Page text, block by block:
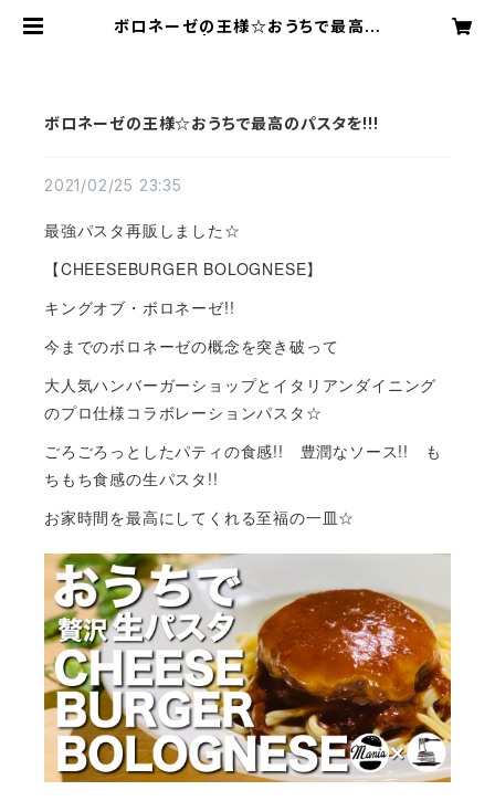
ボロネーゼの王様☆おうちで最高の
ボロネーゼの王様☆おうちで最高のパスタを!!!
2021/02/25 23:35
最強パスタ再販しました☆
【CHEESEBURGER BOLOGNESE】
キングオブ・ボロネーゼ!!
今までのボロネーゼの概念を突き破って
大人気ハンバーガーショップとイタリアンダイニング
のプロ仕様コラボレーションパスタ☆
ごろごろっとしたパティの食感!! 豊潤なソース!! も
ちもち食感の生パスタ!!
お家時間を最高にしてくれる至福の一皿☆